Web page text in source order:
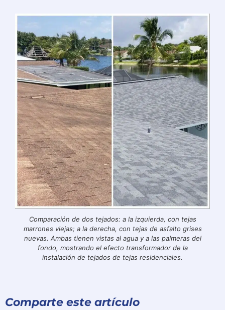
Comparación de dos tejados: a la izquierda, con tejas
marrones viejas; a la derecha, con tejas de asfalto grises
nuevas. Ambas tienen vistas al agua y a las palmeras del
fondo, mostrando el efecto transformador de la
instalación de tejados de tejas residenciales.
Comparte este artículo